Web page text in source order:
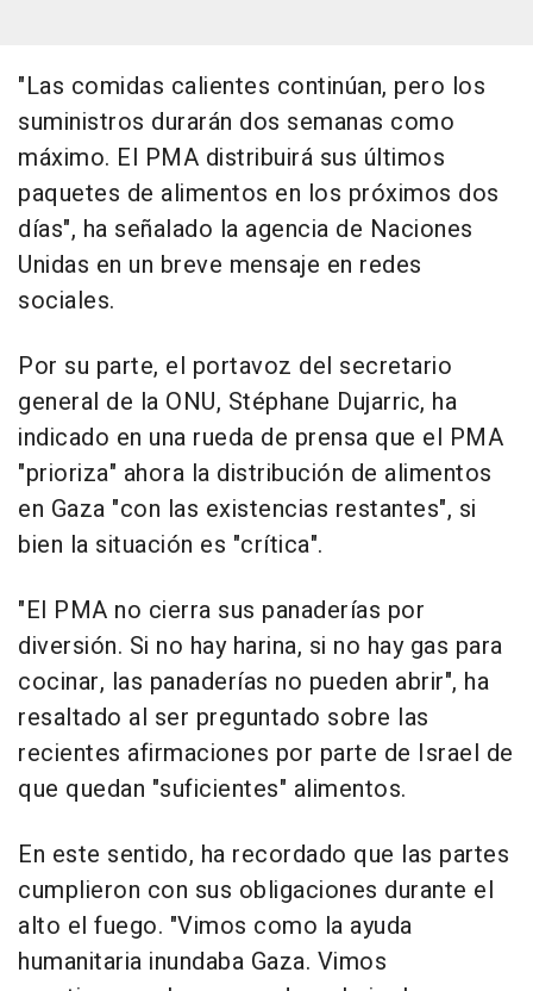
"Las comidas calientes continúan, pero los
suministros durarán dos semanas como
máximo. El PMA distribuirá sus últimos
paquetes de alimentos en los próximos dos
días", ha señalado la agencia de Naciones
Unidas en un breve mensaje en redes
sociales.
Por su parte, el portavoz del secretario
general de la ONU, Stéphane Dujarric, ha
indicado en una rueda de prensa que el PMA
"prioriza" ahora la distribución de alimentos
en Gaza "con las existencias restantes", si
bien la situación es "crítica".
"El PMA no cierra sus panaderías por
diversión. Si no hay harina, si no hay gas para
cocinar, las panaderías no pueden abrir", ha
resaltado al ser preguntado sobre las
recientes afirmaciones por parte de Israel de
que quedan "suficientes" alimentos.
En este sentido, ha recordado que las partes
cumplieron con sus obligaciones durante el
alto el fuego. "Vimos como la ayuda
humanitaria inundaba Gaza. Vimos